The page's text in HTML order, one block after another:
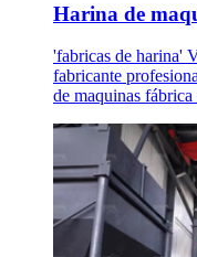
Harina de
'fabricas de harina'
fabricante
de maquinas fábrica